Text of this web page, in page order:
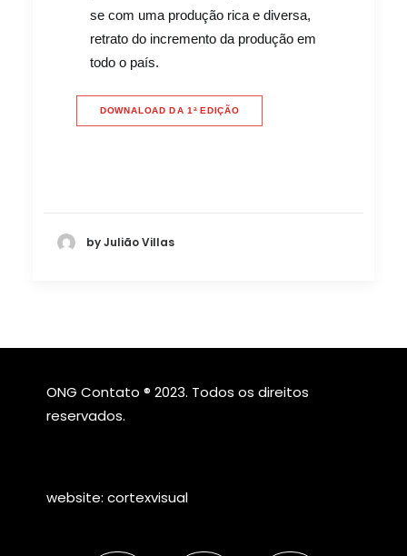
se com uma produção rica e diversa,
retrato do incremento da produção em
todo o país.
DOWNALOAD DA 1ª EDIÇÃO
by Julião Villas
ONG Contato ® 2023. Todos os direitos
reservados.
website: cortexvisual